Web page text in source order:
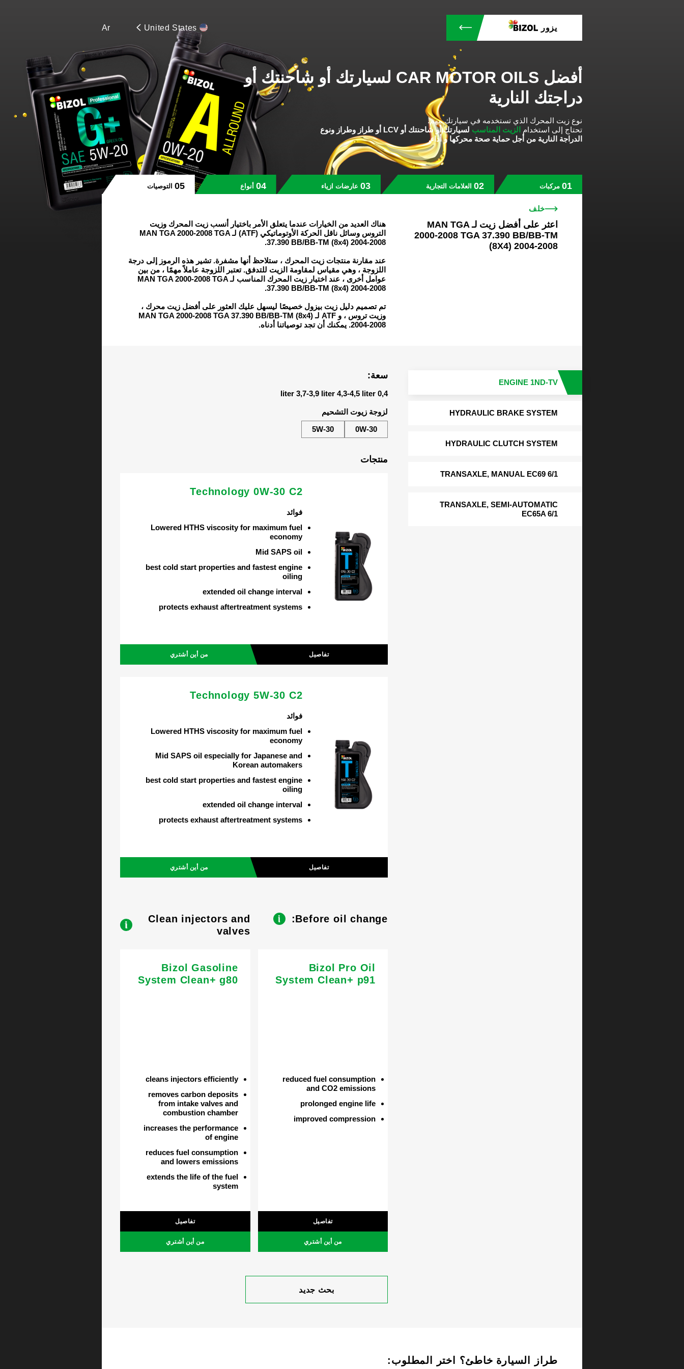
يزور United States
Ar
أفضل CAR MOTOR OILS لسيارتك أو شاحنتك أو
دراجتك النارية
نوع زيت المحرك الذي تستخدمه في سيارتك مهم.
تحتاج إلى استخدام الزيت المناسب
لسيارتك أو شاحنتك أو LCV أو طراز وطراز ونوع
الدراجة النارية من أجل حماية صحة محركها و أداء.
مركبات العلامات التجارية عارضات ازياء أنواع التوصيات
خلف
اعثر على أفضل زيت لـ MAN TGA
2000-2008 TGA 37.390 BB/BB-TM
(8X4) 2004-2008
هناك العديد من الخيارات عندما يتعلق الأمر باختيار أنسب زيت المحرك وزيت
التروس وسائل ناقل الحركة الأوتوماتيكي (ATF) لـ MAN TGA 2000-2008 TGA
37.390 BB/BB-TM (8x4) 2004-2008.
عند مقارنة منتجات زيت المحرك ، ستلاحظ أنها مشفرة. تشير هذه الرموز إلى درجة
اللزوجة ، وهي مقياس لمقاومة الزيت للتدفق. تعتبر اللزوجة عاملاً مهمًا ، من بين
عوامل أخرى ، عند اختيار زيت المحرك المناسب لـ MAN TGA 2000-2008 TGA
37.390 BB/BB-TM (8x4) 2004-2008.
تم تصميم دليل زيت بيزول خصيصًا ليسهل عليك العثور على أفضل زيت محرك ،
وزيت تروس ، و ATF لـ MAN TGA 2000-2008 TGA 37.390 BB/BB-TM (8x4)
2004-2008. يمكنك أن تجد توصياتنا أدناه.
ENGINE 1ND-TV
HYDRAULIC BRAKE SYSTEM
HYDRAULIC CLUTCH SYSTEM
TRANSAXLE, MANUAL EC69 6/1
TRANSAXLE, SEMI-AUTOMATIC
EC65A 6/1
سعة:
0,4 liter 3,7-3,9 liter 4,3-4,5 liter
لزوجة زيوت التشحيم
0W-30
5W-30
منتجات
Technology 0W-30 C2
فوائد
Lowered HTHS viscosity for maximum fuel
economy
Mid SAPS oil
best cold start properties and fastest engine
oiling
extended oil change interval
protects exhaust aftertreatment systems
تفاصيل من أين أشتري
Technology 5W-30 C2
فوائد
Lowered HTHS viscosity for maximum fuel
economy
Mid SAPS oil especially for Japanese and
Korean automakers
best cold start properties and fastest engine
oiling
extended oil change interval
protects exhaust aftertreatment systems
تفاصيل من أين أشتري
Before oil change:
Clean injectors and
valves
Bizol Pro Oil
System Clean+ p91
reduced fuel consumption
and CO2 emissions
prolonged engine life
improved compression
تفاصيل
من أين أشتري
Bizol Gasoline
System Clean+ g80
cleans injectors efficiently
removes carbon deposits
from intake valves and
combustion chamber
increases the performance
of engine
reduces fuel consumption
and lowers emissions
extends the life of the fuel
system
تفاصيل
من أين أشتري
بحث جديد
طراز السيارة خاطئ؟ اختر المطلوب: